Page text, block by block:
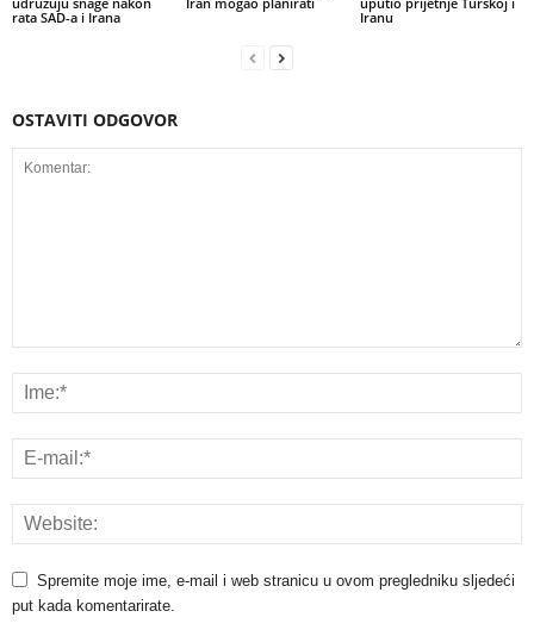
rata SAD-a i Irana
Iranu
OSTAVITI ODGOVOR
Spremite moje ime, e-mail i web stranicu u ovom pregledniku sljedeći
put kada komentarirate.